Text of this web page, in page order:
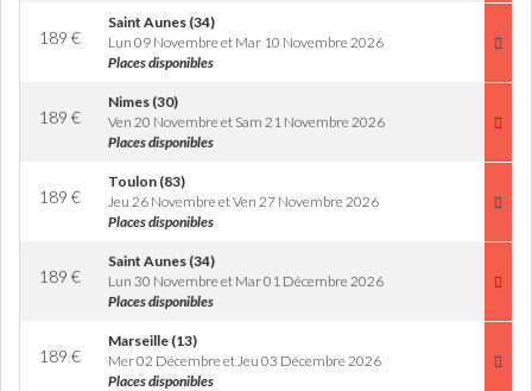
189 €
Saint Aunes (34)
Lun 09 Novembre et Mar 10 Novembre 2026
Places disponibles
189 €
Nimes (30)
Ven 20 Novembre et Sam 21 Novembre 2026
Places disponibles
189 €
Toulon (83)
Jeu 26 Novembre et Ven 27 Novembre 2026
Places disponibles
189 €
Saint Aunes (34)
Lun 30 Novembre et Mar 01 Décembre 2026
Places disponibles
189 €
Marseille (13)
Mer 02 Décembre et Jeu 03 Décembre 2026
Places disponibles